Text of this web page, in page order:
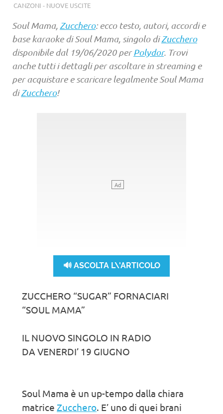
CANZONI - NUOVE USCITE
Soul Mama, Zucchero: ecco testo, autori, accordi e
base karaoke di Soul Mama, singolo diZucchero
disponibile dal 19/06/2020 perPolydor. Trovi
anche tutti i dettagli per ascoltare in streaming e
per acquistare e scaricare legalmente Soul Mama
diZucchero!
🔊 ASCOLTA L\'ARTICOLO
ZUCCHERO “SUGAR” FORNACIARI
“SOUL MAMA”
IL NUOVO SINGOLO IN RADIO
DA VENERDI’ 19 GIUGNO
Soul Mama è un up-tempo dalla chiara
matrice Zucchero. E’ uno di quei brani